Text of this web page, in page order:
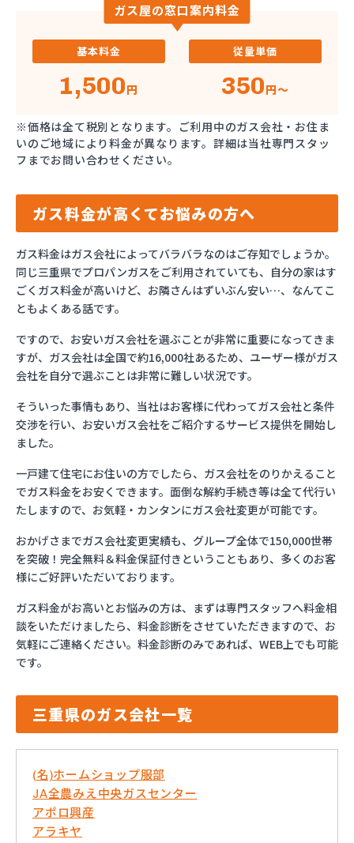
ガス屋の窓口案内料金
基本料金
1,500円
従量単価
350円～
※価格は全て税別となります。ご利用中のガス会社・お住ま
いのご地域により料金が異なります。詳細は当社専門スタッ
フまでお問い合わせください。
ガス料金が高くてお悩みの方へ
ガス料金はガス会社によってバラバラなのはご存知でしょうか。
同じ三重県でプロパンガスをご利用されていても、自分の家はす
ごくガス料金が高いけど、お隣さんはずいぶん安い…、なんてこ
ともよくある話です。
ですので、お安いガス会社を選ぶことが非常に重要になってきま
すが、ガス会社は全国で約16,000社あるため、ユーザー様がガス
会社を自分で選ぶことは非常に難しい状況です。
そういった事情もあり、当社はお客様に代わってガス会社と条件
交渉を行い、お安いガス会社をご紹介するサービス提供を開始し
ました。
一戸建て住宅にお住いの方でしたら、ガス会社をのりかえること
でガス料金をお安くできます。面倒な解約手続き等は全て代行い
たしますので、お気軽・カンタンにガス会社変更が可能です。
おかげさまでガス会社変更実績も、グループ全体で150,000世帯
を突破！完全無料＆料金保証付きということもあり、多くのお客
様にご好評いただいております。
ガス料金がお高いとお悩みの方は、まずは専門スタッフへ料金相
談をいただけましたら、料金診断をさせていただきますので、お
気軽にご連絡ください。料金診断のみであれば、WEB上でも可能
です。
三重県のガス会社一覧
(名)ホームショップ服部
JA全農みえ中央ガスセンター
アポロ興産
アラキヤ